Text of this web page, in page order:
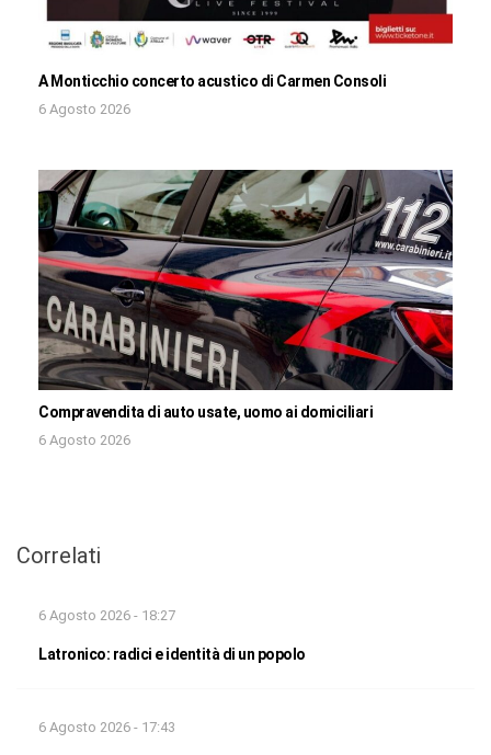
A Monticchio concerto acustico di Carmen Consoli
6 Agosto 2026
Compravendita di auto usate, uomo ai domiciliari
6 Agosto 2026
Correlati
6 Agosto 2026 - 18:27
Latronico: radici e identità di un popolo
6 Agosto 2026 - 17:43